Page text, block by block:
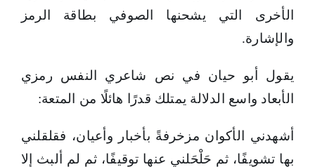
الأخرى التي يشحنها الصوفي بطاقة الرمز
والإشارة.
يقول أبو حيان في نص شاعري النفس رمزي
الأبعاد واسع الدلالة يمتلك قدرًا هائلًا من المتعة:
أشهدني الأكوان مزخرفةً بأخبار وأعيان، فقلقلني
بها تشويفًا، ثم حَلْحَلني عنها توقيفًا، ثم لم ألبث إلا